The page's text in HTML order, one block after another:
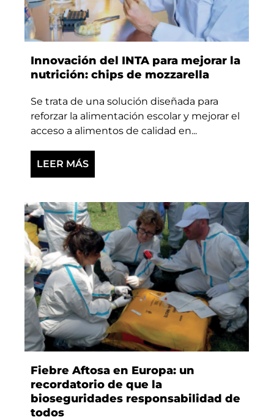
Innovación del INTA para mejorar la
nutrición: chips de mozzarella
Se trata de una solución diseñada para
reforzar la alimentación escolar y mejorar el
acceso a alimentos de calidad en...
LEER MÁS
Fiebre Aftosa en Europa: un
recordatorio de que la
bioseguridades responsabilidad de
todos